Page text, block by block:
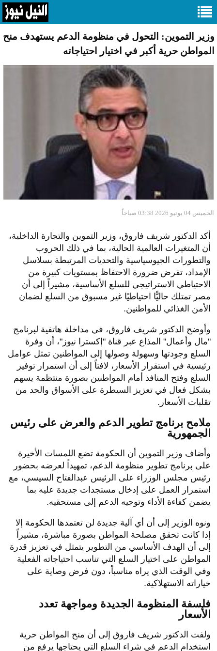
وزير التموين: التحول في منظومة الدعم يستهدف منح
المواطن حرية أكبر في اختيار احتياجاته
الخميس 04 يونيو 2026 03:38 صباحاً
أكد الدكتور شريف فاروق، وزير التموين والتجارة الداخلية،
أن المتغيرات العالمية الحالية، بما في ذلك الحروب
والتطورات الجيوسياسية والتحديات المرتبطة بسلاسل
الإمداد، تفرض ضرورة الاحتفاظ بمستويات كبيرة من
الاحتياطي الاستراتيجي للسلع الأساسية، مشيراً إلى أن
مصر تمتلك حاليًّا احتياطيًا غير مسبوق من السلع لضمان
الأمن الغذائي للمواطنين.
​وأوضح الدكتور شريف فاروق، في مداخلة هاتفية لبرنامج
"مال وأعمال" المذاع عبر قناة "إكسترا نيوز"، أن وفرة
السلع وجودتها وسهولة وصولها إلى المواطنين تمثل عوامل
رئيسية في استقرار الأسعار، لافتاً إلى أن استمرار توفير
السلع وفتح المنافذ أمام المواطنين بصورة منتظمة يسهم
بشكل فعال في تعزيز السيطرة على الأسواق والحد من
تقلبات الأسعار.
​ملامح برنامج تطوير الدعم والعرض على رئيس
الجمهورية
​وأضاف وزير التموين أن الحكومة تضع اللمسات الأخيرة
على برنامج تطوير منظومة الدعم، تمهيداً لعرضه بحضور
رئيس مجلس الوزراء على الرئيس عبدالفتاح السيسي، مع
استمرار العمل على إدخال مستجدات جديدة عليه بما
يضمن كفاءة الأداء وتوجيه الدعم إلى مستحقيه.
​ونوه الوزير إلى أن أي آلية جديدة لن تعتمدها الحكومة إلا
إذا كانت تحقق مصلحة المواطن بصورة مباشرة، مشيراً
إلى أن الهدف الأساسي من التطوير يتمثل في تعزيز قدرة
المواطن على اختيار السلع التي تناسب احتياجاته الفعلية
وفي الوقت الذي يراه مناسباً، دون فرض وصاية على
خياراته الاستهلاكية.
​فلسفة المنظومة الجديدة ومواجهة تعدد
الأسعار
​ولفت الدكتور شريف فاروق إلى أن منح المواطن حرية
استخدام الدعم في شراء السلع التي يحتاجها يرفع من